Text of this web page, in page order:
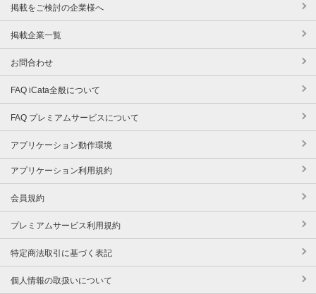
掲載をご検討の企業様へ
掲載企業一覧
お問合わせ
FAQ iCata全般について
FAQ プレミアムサービスについて
アプリケーション動作環境
アプリケーション利用規約
会員規約
プレミアムサービス利用規約
特定商法取引に基づく表記
個人情報の取扱いについて